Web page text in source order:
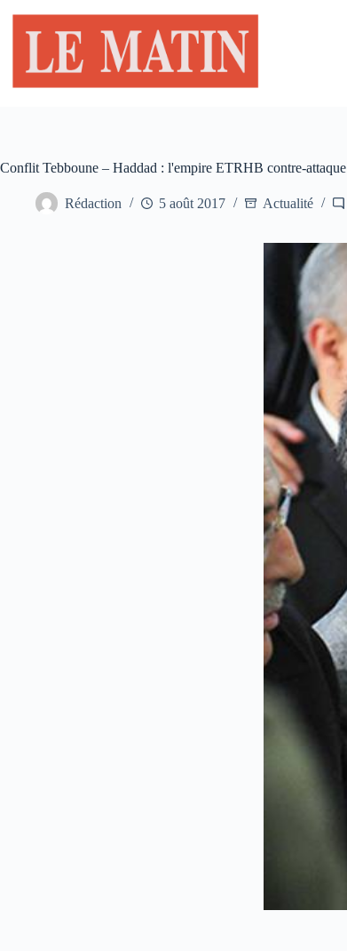
contenu
Conflit Tebboune – Haddad : l'empire ETRHB contre-attaque
Rédaction 5 août 2017 Actualité